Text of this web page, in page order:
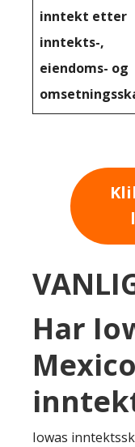
inntekt etter
inntekts-,
eiendoms- og
Har
Iowas